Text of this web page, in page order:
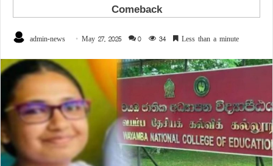
admin-news May 27, 2025 0 34 Less than a minute